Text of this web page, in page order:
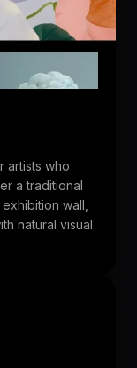
artists who
a traditional
wall,
natural visual